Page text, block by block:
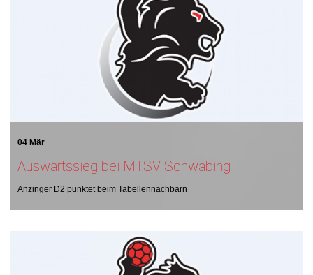
04 Mär
Auswärtssieg bei MTSV Schwabing
Anzinger D2 punktet beim Tabellennachbarn